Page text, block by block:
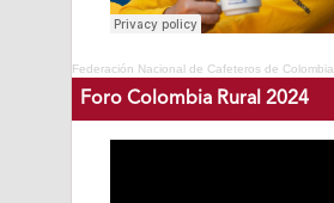
Federación Nacional de Cafeteros de Colombia
Foro Colombia Rural 2024